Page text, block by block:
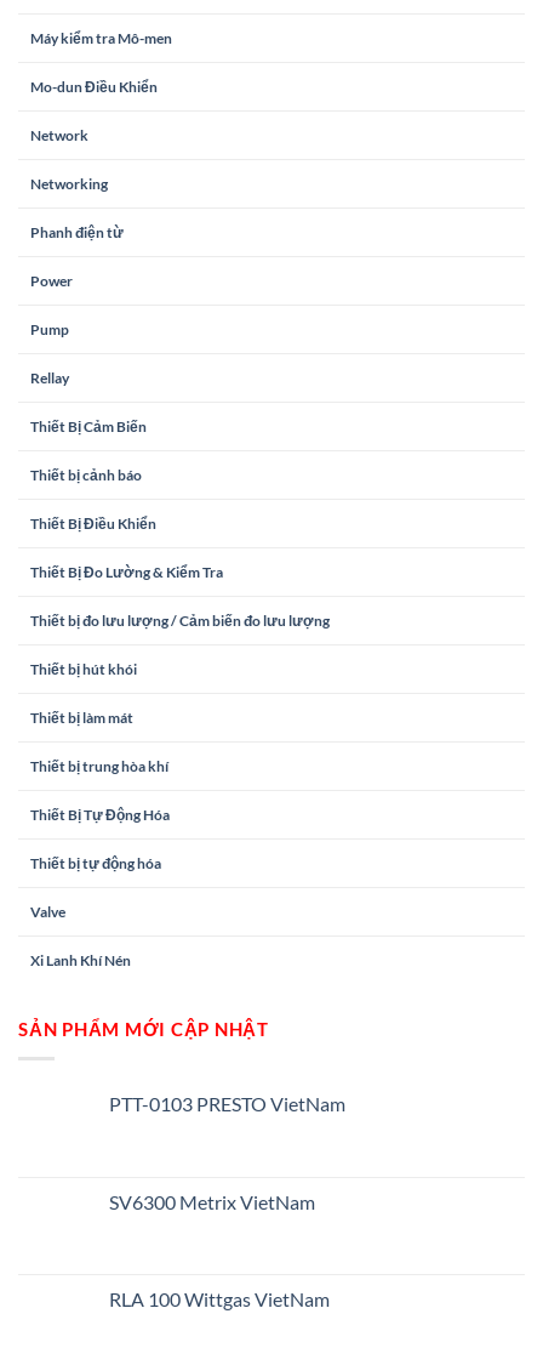
Máy kiểm tra Mô-men
Mo-dun Điều Khiển
Network
Networking
Phanh điện từ
Power
Pump
Rellay
Thiết Bị Cảm Biến
Thiết bị cảnh báo
Thiết Bị Điều Khiển
Thiết Bị Đo Lường & Kiểm Tra
Thiết bị đo lưu lượng / Cảm biến đo lưu lượng
Thiết bị hút khói
Thiết bị làm mát
Thiết bị trung hòa khí
Thiết Bị Tự Động Hóa
Thiết bị tự động hóa
Valve
Xi Lanh Khí Nén
SẢN PHẨM MỚI CẬP NHẬT
PTT-0103 PRESTO VietNam
SV6300 Metrix VietNam
RLA 100 Wittgas VietNam